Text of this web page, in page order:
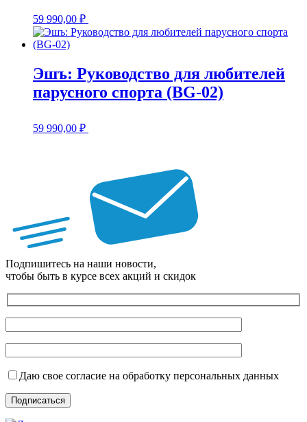
59 990,00 ₽
Эшъ: Руководство для любителей
парусного спорта (BG-02)
59 990,00 ₽
Подпишитесь на наши новости,
чтобы быть в курсе всех акций и скидок
Даю свое согласие на обработку персональных данных